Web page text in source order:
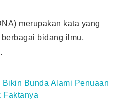
merupakan kata yang
bidang ilmu,
Bunda Alami Penuaan
Faktanya